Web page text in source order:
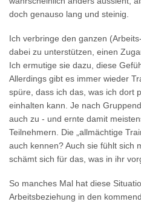
doch genauso lang und steinig.
Ich verbringe den ganzen
dabei zu unterstützen, einen
Ich ermutige sie dazu, diese
Allerdings gibt es immer wieder
spüre, dass ich das, was ich dort
einhalten kann. Je nach
auch zu - und ernte damit
Teilnehmern. Die „allmächtige
auch kennen? Auch sie fühlt sich
schämt sich für das, was in ihr
So manches Mal hat diese
Arbeitsbeziehung in den